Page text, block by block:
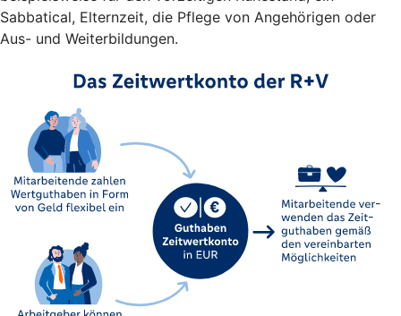
Sabbatical, Elternzeit, die Pflege von Angehörigen oder
Aus- und Weiterbildungen.